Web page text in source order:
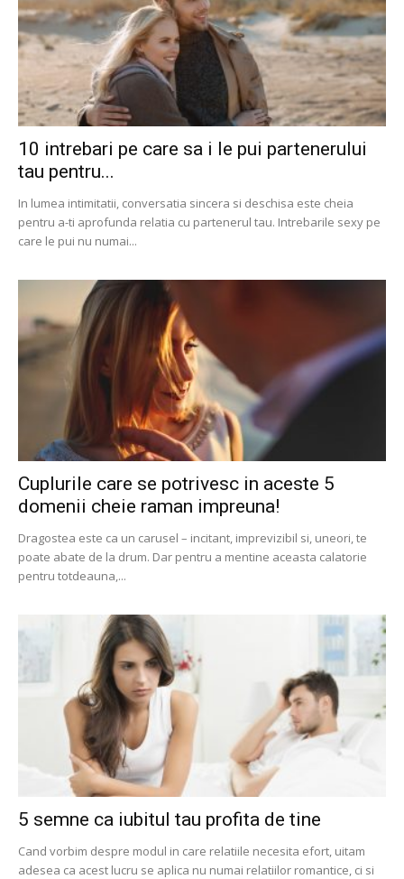
10 intrebari pe care sa i le pui partenerului
tau pentru...
In lumea intimitatii, conversatia sincera si deschisa este cheia
pentru a-ti aprofunda relatia cu partenerul tau. Intrebarile sexy pe
care le pui nu numai...
Cuplurile care se potrivesc in aceste 5
domenii cheie raman impreuna!
Dragostea este ca un carusel – incitant, imprevizibil si, uneori, te
poate abate de la drum. Dar pentru a mentine aceasta calatorie
pentru totdeauna,...
5 semne ca iubitul tau profita de tine
Cand vorbim despre modul in care relatiile necesita efort, uitam
adesea ca acest lucru se aplica nu numai relatiilor romantice, ci si